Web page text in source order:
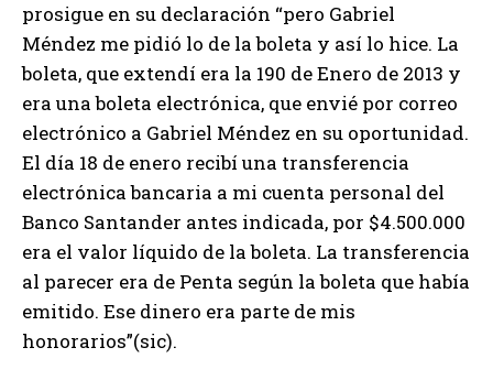
prosigue en su declaración “pero Gabriel
Méndez me pidió lo de la boleta y así lo hice. La
boleta, que extendí era la 190 de Enero de 2013 y
era una boleta electrónica, que envié por correo
electrónico a Gabriel Méndez en su oportunidad.
El día 18 de enero recibí una transferencia
electrónica bancaria a mi cuenta personal del
Banco Santander antes indicada, por $4.500.000
era el valor líquido de la boleta. La transferencia
al parecer era de Penta según la boleta que había
emitido. Ese dinero era parte de mis
honorarios”(sic).